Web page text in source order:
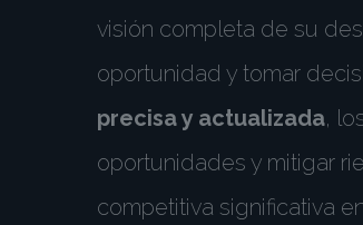
visión completa de su
oportunidad y tomar
precisa y actualizada,
oportunidades y mitigar
competitiva significativa